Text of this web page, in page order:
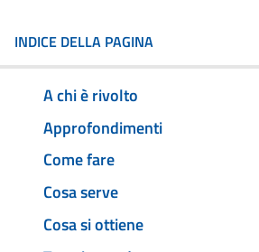
INDICE DELLA PAGINA
A chi è rivolto
Approfondimenti
Come fare
Cosa serve
Cosa si ottiene